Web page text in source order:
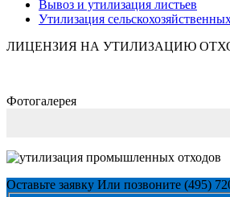
Вывоз и утилизация листьев
Утилизация
ЛИЦЕНЗИЯ НА УТИЛИЗАЦИЮ
Фотогалерея
Оставьте заявку Или позвоните (495)